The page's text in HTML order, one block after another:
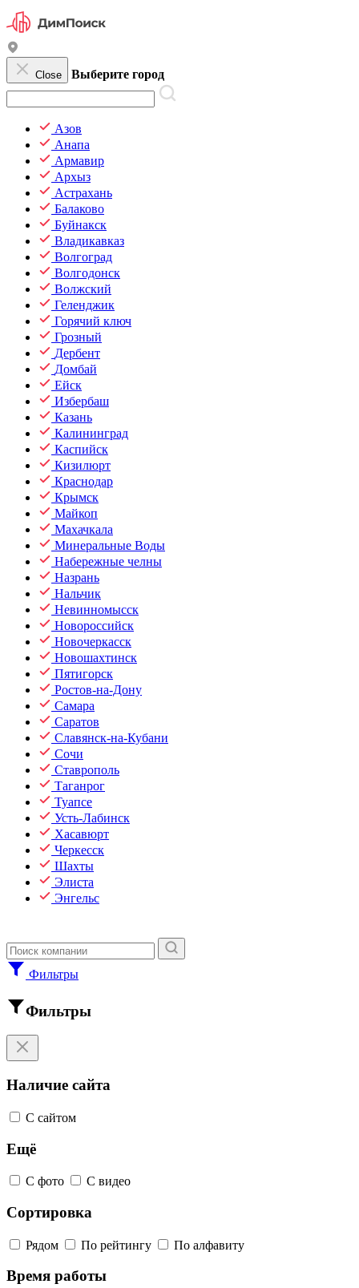
Close Выберите город
Азов
Анапа
Армавир
Архыз
Астрахань
Балаково
Буйнакск
Владикавказ
Волгоград
Волгодонск
Волжский
Геленджик
Горячий ключ
Грозный
Дербент
Домбай
Ейск
Избербаш
Казань
Калининград
Каспийск
Кизилюрт
Краснодар
Крымск
Майкоп
Махачкала
Минеральные Воды
Набережные челны
Назрань
Нальчик
Невинномысск
Новороссийск
Новочеркасск
Новошахтинск
Пятигорск
Ростов-на-Дону
Самара
Саратов
Славянск-на-Кубани
Сочи
Ставрополь
Таганрог
Туапсе
Усть-Лабинск
Хасавюрт
Черкесск
Шахты
Элиста
Энгельс
Фильтры
Фильтры
Наличие сайта
С сайтом
Ещё
С фото С видео
Сортировка
Рядом По рейтингу По алфавиту
Время работы